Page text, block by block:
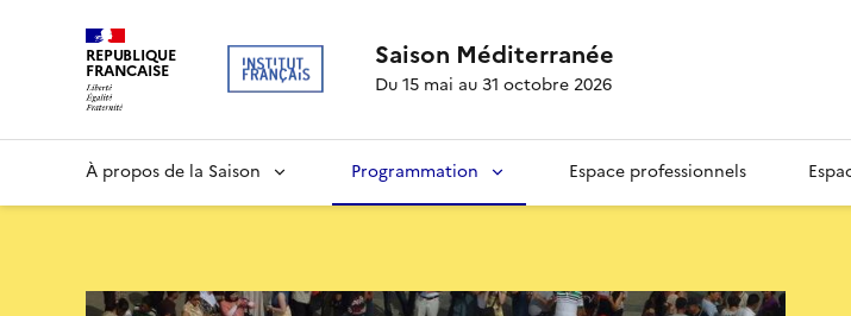
REPUBLIQUE
FRANCAISE Saison Méditerranée
Du 15 mai au 31 octobre 2026
À propos de la Saison Programmation Espace professionnels